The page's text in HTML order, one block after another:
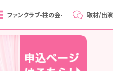
ファンクラブ-柱の会- 取材/出演